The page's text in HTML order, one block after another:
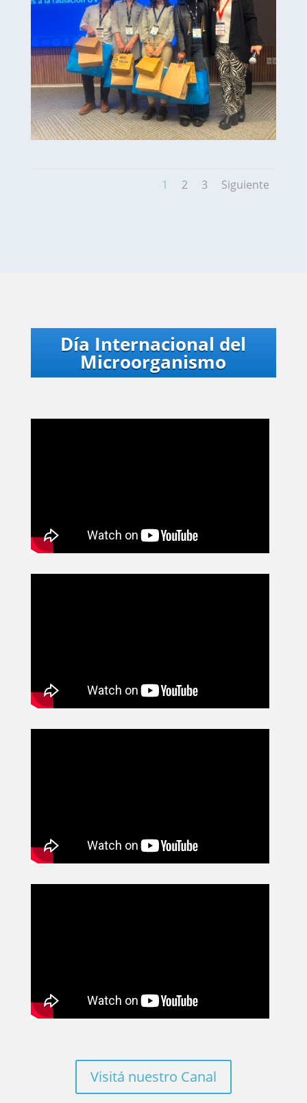
1 2 3 Siguiente
Día Internacional del
Microorganismo
Visitá nuestro Canal